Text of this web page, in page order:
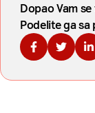
Dopao Vam
Podelite ga
Podelite na